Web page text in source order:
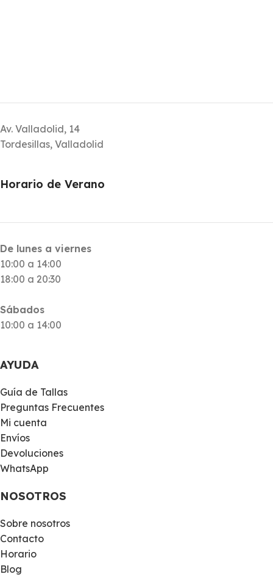
Av. Valladolid, 14
Tordesillas, Valladolid
Horario de Verano
De lunes a viernes
10:00 a 14:00
18:00 a 20:30
Sábados
10:00 a 14:00
AYUDA
Guía de Tallas
Preguntas Frecuentes
Mi cuenta
Envíos
Devoluciones
WhatsApp
NOSOTROS
Sobre nosotros
Contacto
Horario
Blog